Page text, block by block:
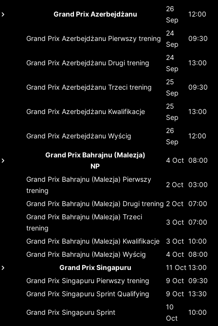
Grand Prix Azerbejdżanu
26
Sep
12:00
Grand Prix Azerbejdżanu Pierwszy trening
24
Sep
09:30
Grand Prix Azerbejdżanu Drugi trening
24
Sep
13:00
Grand Prix Azerbejdżanu Trzeci trening
25
Sep
09:30
Grand Prix Azerbejdżanu Kwalifikacje
25
Sep
13:00
Grand Prix Azerbejdżanu Wyścig
26
Sep
12:00
Grand Prix Bahrajnu (Malezja)
NP
4 Oct 08:00
Grand Prix Bahrajnu (Malezja) Pierwszy
trening
2 Oct 03:00
Grand Prix Bahrajnu (Malezja) Drugi trening 2 Oct 07:00
Grand Prix Bahrajnu (Malezja) Trzeci
trening
3 Oct 07:00
Grand Prix Bahrajnu (Malezja) Kwalifikacje 3 Oct 10:00
Grand Prix Bahrajnu (Malezja) Wyścig 4 Oct 08:00
Grand Prix Singapuru
11 Oct 13:00
Grand Prix Singapuru Pierwszy trening 9 Oct 09:30
Grand Prix Singapuru Sprint Qualifying 9 Oct 13:30
Grand Prix Singapuru Sprint
10
Oct
10:00